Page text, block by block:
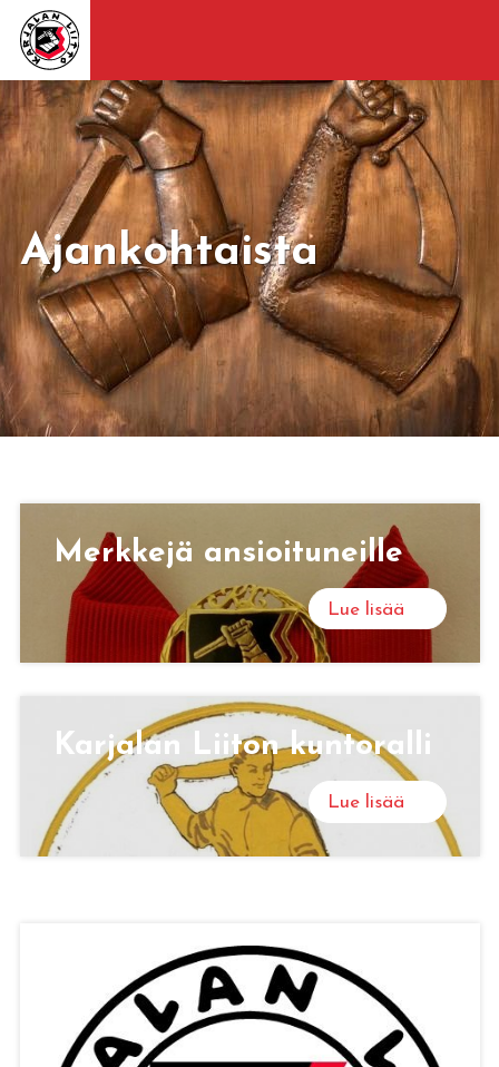
Ajankohtaista
Merk­ke­jä an­sioi­tu­neil­le
Lue lisää
Kar­ja­lan Lii­ton kun­to­ral­li
Lue lisää